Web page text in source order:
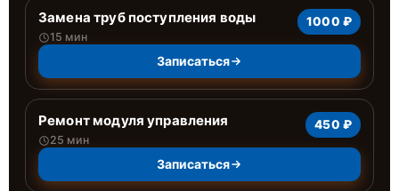
Замена труб поступления воды
15 мин
1000 ₽
Записаться
Ремонт модуля управления
25 мин
450 ₽
Записаться